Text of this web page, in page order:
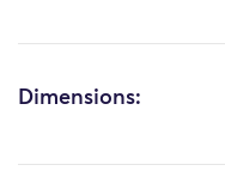
Dimensions: